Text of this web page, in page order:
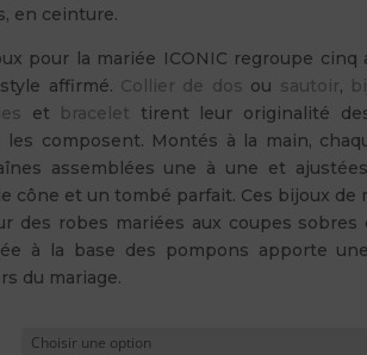
en ceinture.
pour la mariée ICONIC regroupe cinq
affirmé. Collier de dos ou sautoir,
et bracelet tirent leur originalité
les composent. Montés à la main,
assemblées une à une et
cône et un tombé parfait. Ces bijoux de
des robes mariées aux coupes sobres
à la base des pompons apporte
du mariage.